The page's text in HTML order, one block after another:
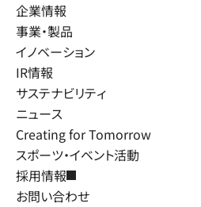
企業情報
事業・製品
イノベーション
IR情報
サステナビリティ
ニュース
Creating for Tomorrow
スポーツ・イベント活動
採用情報
お問い合わせ